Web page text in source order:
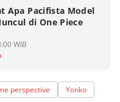
Apa Pacifista Model
di One Piece
WIB
perspective Yonko